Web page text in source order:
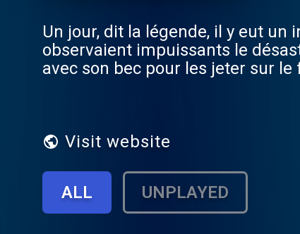
Un jour, dit la légende, il y eut
observaient impuissants le
avec son bec pour les jeter sur
colibri lui répondit : « Je le sais,
Visit website
ALL UNPLAYED